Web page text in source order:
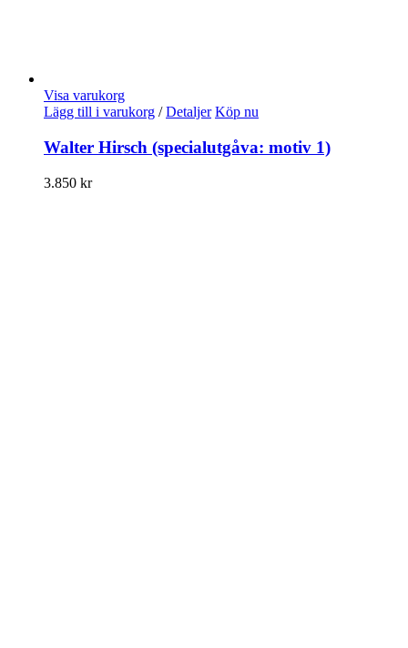
Visa varukorg
Lägg till i varukorg / Detaljer Köp nu
Walter Hirsch (specialutgåva: motiv 1)
3.850 kr